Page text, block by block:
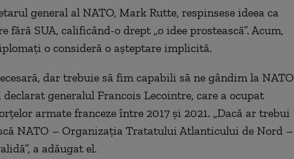
general al NATO, Mark Rutte, respinsese ideea ca
fără SUA, calificând-o drept „o idee prostească”. Acum,
o consideră o aşteptare implicită.
dar trebuie să fim capabili să ne gândim la NATO
declarat generalul Francois Lecointre, care a ocupat
armate franceze între 2017 şi 2021. „Dacă ar trebui
NATO – Organizaţia Tratatului Atlanticului de Nord –
a adăugat el.